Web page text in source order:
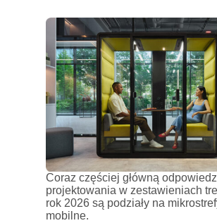
Coraz częściej główną
projektowania w zestawieniach
rok 2026 są podziały na
mobilne.